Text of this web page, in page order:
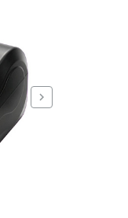
chevron_right